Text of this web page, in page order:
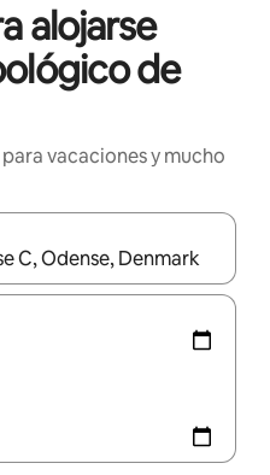
alojarse
de
vacaciones y mucho
disponibles, navegá con